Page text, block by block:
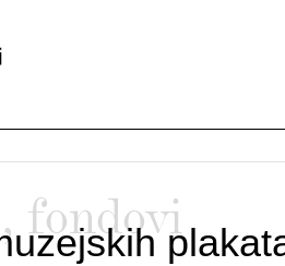
fondovi